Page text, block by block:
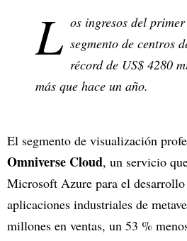
L os ingresos del
segmento de centros
récord de US$ 4280
más que hace un año.
El segmento de visualización
Omniverse Cloud, un servicio
Microsoft Azure para el
aplicaciones industriales de
millones en ventas, un 53 %